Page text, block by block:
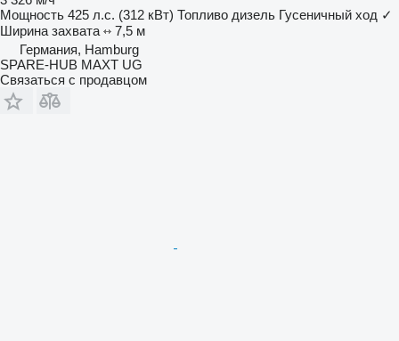
Мощность 425 л.с. (312 кВт) Топливо дизель Гусеничный ход ✓
Ширина захвата
7,5 м
Германия, Hamburg
SPARE-HUB MAXT UG
Связаться с продавцом